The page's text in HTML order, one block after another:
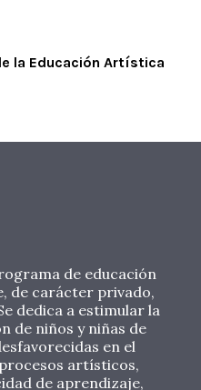
la Educación Artística
de educación
de carácter privado,
dedica a estimular la
de niños y niñas de
en el
artísticos,
de aprendizaje,